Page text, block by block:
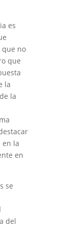
es
no
que
la
la
en la
en
se
del